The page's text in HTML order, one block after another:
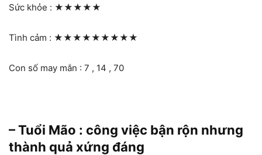
Sức khỏe : ★★★★★
Tình cảm : ★★★★★★★★★
Con số may mắn : 7 , 14 , 70
– Tuổi Mão : công việc bận rộn nhưng
thành quả xứng đáng